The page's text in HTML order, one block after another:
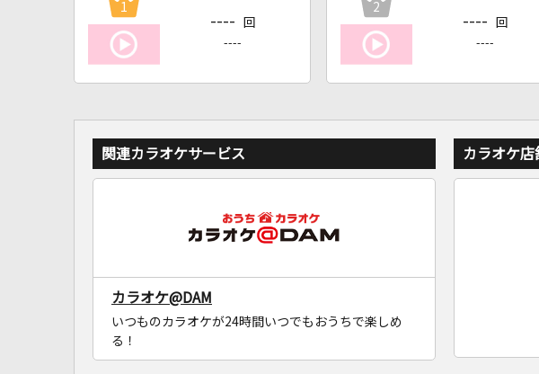
1
---- 回
----
2
---- 回
----
関連カラオケサービス
カラオケ@DAM
いつものカラオケが24時間いつでもおうちで楽しめ
る！
カラオケ店